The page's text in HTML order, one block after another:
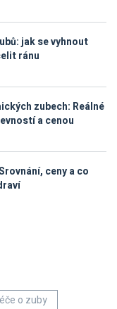
jak se vyhnout
ránu
zubech: Reálné
a cenou
ceny a co
o zuby